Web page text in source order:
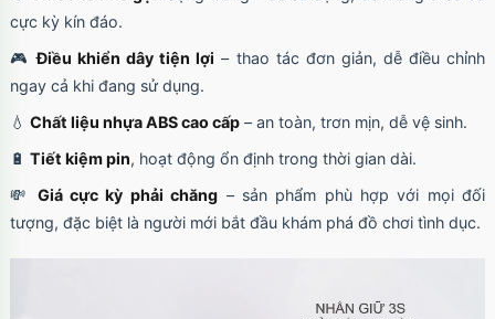
cực kỳ kín đáo.
🎮Điều khiển dây tiện lợi – thao tác đơn giản, dễ điều chỉnh
ngay cả khi đang sử dụng.
💧 Chất liệu nhựa ABS cao cấp– an toàn, trơn mịn, dễ vệ sinh.
🔋 Tiết kiệm pin, hoạt động ổn định trong thời gian dài.
💸 Giá cực kỳ phải chăng – sản phẩm phù hợp với mọi đối
tượng, đặc biệt là người mới bắt đầu khám phá đồ chơi tình dục.